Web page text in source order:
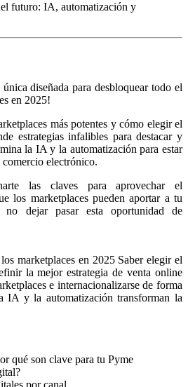
futuro: IA, automatización y
diseñada para desbloquear todo el
en 2025!
más potentes y cómo elegir el
estrategias infalibles para destacar y
la IA y la automatización para estar
electrónico.
las claves para aprovechar el
los marketplaces pueden aportar a tu
no dejar pasar esta oportunidad de
marketplaces en 2025 Saber elegir el
la mejor estrategia de venta online
e internacionalizarse de forma
IA y la automatización transforman la
qué son clave para tu Pyme
por canal